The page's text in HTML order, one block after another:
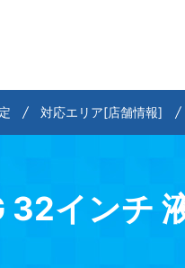
対応エリア[店舗情報]
32インチ